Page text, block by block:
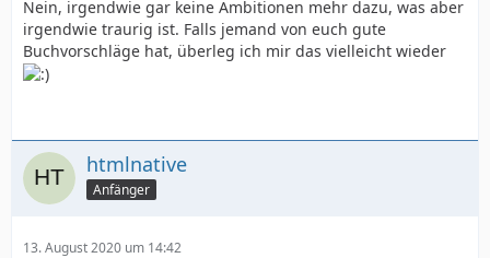
Nein, irgendwie gar keine Ambitionen mehr dazu, was aber
irgendwie traurig ist. Falls jemand von euch gute
Buchvorschläge hat, überleg ich mir das vielleicht wieder
htmlnative
Anfänger
13. August 2020 um 14:42